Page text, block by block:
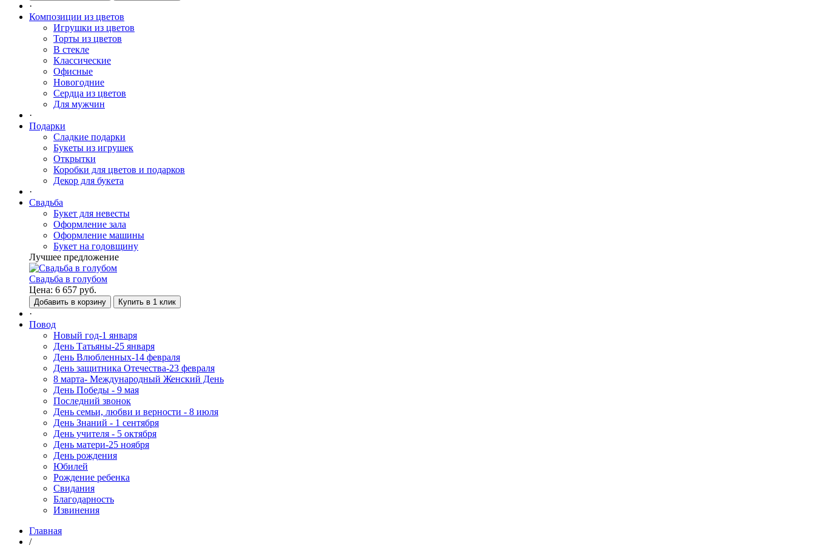
·
Композиции из цветов
Игрушки из цветов
Торты из цветов
В стекле
Классические
Офисные
Новогодние
Сердца из цветов
Для мужчин
·
Подарки
Сладкие подарки
Букеты из игрушек
Открытки
Коробки для цветов и подарков
Декор для букета
·
Свадьба
Букет для невесты
Оформление зала
Оформление машины
Букет на годовщину
Лучшее предложение
Свадьба в голубом
Цена: 6 657 руб.
Добавить в корзину Купить в 1 клик
·
Повод
Новый год-1 января
День Татьяны-25 января
День Влюбленных-14 февраля
День защитника Отечества-23 февраля
8 марта- Международный Женский День
День Победы - 9 мая
Последний звонок
День семьи, любви и верности - 8 июля
День Знаний - 1 сентября
День учителя - 5 октября
День матери-25 ноября
День рождения
Юбилей
Рождение ребенка
Свидания
Благодарность
Извинения
Главная
/